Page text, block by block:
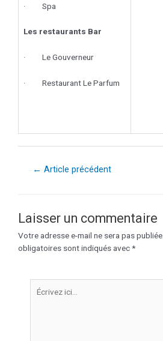
· Spa
Les restaurants Bar
· Le Gouverneur
· Restaurant Le Parfum
← Article précédent
Laisser un commentaire
Votre adresse e-mail ne sera pas publiée.
obligatoires sont indiqués avec*